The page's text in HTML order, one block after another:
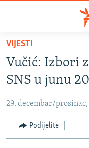
Pređite
glavni
sadržaj
na
navigaciju
Pređite
KOSOVO
CRNA GORA
VIJESTI
Vučić: Izbori
SNS u junu
29. decembar/prosinac,
Podijelite